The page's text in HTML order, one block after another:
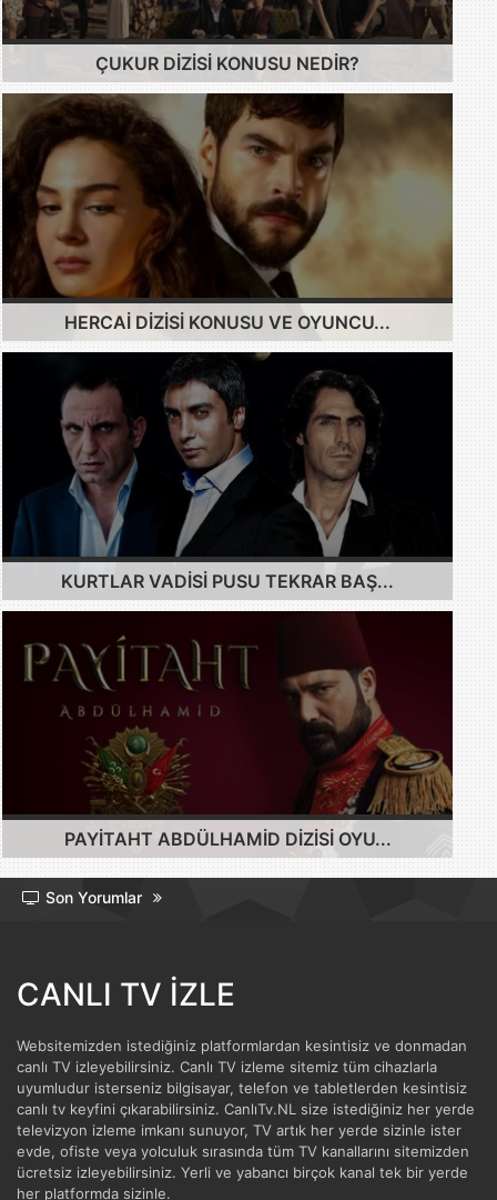
ÇUKUR DIZISI KONUSU NEDIR?
HERCAI DIZISI KONUSU VE OYUNCU...
KURTLAR VADISI PUSU TEKRAR BAŞ...
PAYITAHT ABDÜLHAMID DIZISI OYU...
Son Yorumlar
CANLI TV İZLE
Websitemizden istediğiniz platformlardan kesintisiz ve donmadan
canlı TV izleyebilirsiniz. Canlı TV izleme sitemiz tüm cihazlarla
uyumludur isterseniz bilgisayar, telefon ve tabletlerden kesintisiz
canlı tv keyfini çıkarabilirsiniz. CanlıTv.NL size istediğiniz her yerde
televizyon izleme imkanı sunuyor, TV artık her yerde sizinle ister
evde, ofiste veya yolculuk sırasında tüm TV kanallarını sitemizden
ücretsiz izleyebilirsiniz. Yerli ve yabancı birçok kanal tek bir yerde
her platformda sizinle.